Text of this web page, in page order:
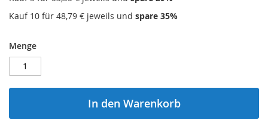
Kauf 10 für 48,79 € jeweils und spare 35%
Menge
In den Warenkorb